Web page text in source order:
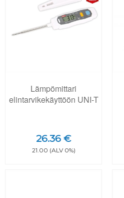
Lämpömittari
elintarvikekäyttöön UNI-T
26.36 €
21.00 (ALV 0%)